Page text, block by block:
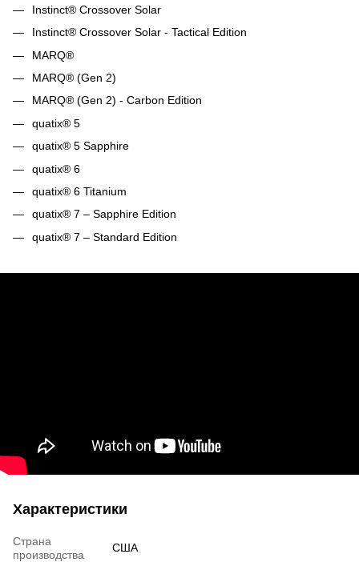
Instinct® Crossover Solar
Instinct® Crossover Solar - Tactical Edition
MARQ®
MARQ® (Gen 2)
MARQ® (Gen 2) - Carbon Edition
quatix® 5
quatix® 5 Sapphire
quatix® 6
quatix® 6 Titanium
quatix® 7 – Sapphire Edition
quatix® 7 – Standard Edition
Характеристики
Страна
производства
США